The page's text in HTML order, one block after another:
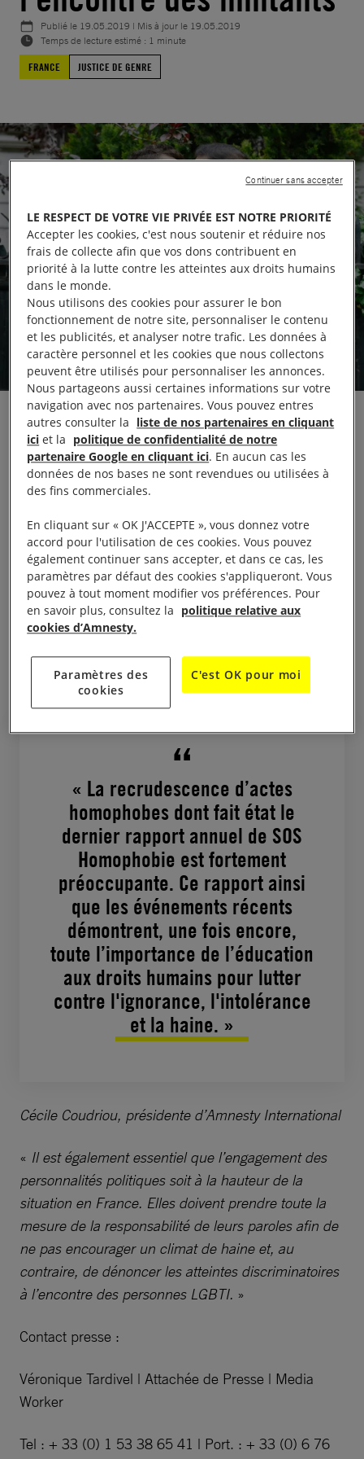
Publié le 19.05.2019 | Mis à jour le 19.05.2019
Temps de lecture estimé : 1 minute
FRANCE
JUSTICE DE GENRE
Amnesty International France condamne fermement
les tentatives d’intimidations et les dégradations du
stand LGBTI survenues ce samedi, à la Roche-sur-
Yon, dans le cadre de la journée mondiale de la lutte
l’ouverture d’une enquête a été annoncée par le
parquet, Cécile Coudriou déclare :
«Nous exprimons notre soutien aux personnes
victimes de cette intrusion violente et espérons
pas laisser se propager un sentiment d’impunité.
« La recrudescence d’actes
homophobes dont fait état le
dernier rapport annuel de SOS
Homophobie est fortement
préoccupante. Ce rapport ainsi
que les événements récents
démontrent, une fois encore,
toute l’importance de l’éducation
aux droits humains pour lutter
contre l'ignorance, l'intolérance
et la haine. »
Cécile Coudriou, présidente d’Amnesty International
« Il est également essentiel que l’engagement des
personnalités politiques soit à la hauteur de la
situation en France. Elles doivent prendre toute la
mesure de la responsabilité de leurs paroles afin de
ne pas encourager un climat de haine et, au
contraire, de dénoncer les atteintes discriminatoires
à l’encontre des personnes LGBTI. »
Contact presse :
Véronique Tardivel | Attachée de Presse | Media
Worker
Tel : + 33 (0) 1 53 38 65 41 | Port. : + 33 (0) 6 76
LE RESPECT DE VOTRE VIE PRIVÉE EST NOTRE PRIORITÉ
Accepter les cookies, c'est nous soutenir et réduire nos
frais de collecte afin que vos dons contribuent en
priorité à la lutte contre les atteintes aux droits humains
dans le monde.
Nous utilisons des cookies pour assurer le bon
fonctionnement de notre site, personnaliser le contenu
et les publicités, et analyser notre trafic. Les données à
caractère personnel et les cookies que nous collectons
peuvent être utilisés pour personnaliser les annonces.
Nous partageons aussi certaines informations sur votre
navigation avec nos partenaires. Vous pouvez entres
autres consulter la liste de nos partenaires en cliquant
ici et la politique de confidentialité de notre
partenaire Google en cliquant ici. En aucun cas les
données de nos bases ne sont revendues ou utilisées à
des fins commerciales.
En cliquant sur « OK J'ACCEPTE », vous donnez votre
accord pour l'utilisation de ces cookies. Vous pouvez
également continuer sans accepter, et dans ce cas, les
paramètres par défaut des cookies s'appliqueront. Vous
pouvez à tout moment modifier vos préférences. Pour
en savoir plus, consultez la politique relative aux
cookies d’Amnesty.
Paramètres des
cookies
C'est OK pour moi
Continuer sans accepter